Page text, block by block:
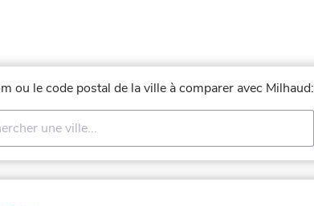
ou le code postal de la ville à comparer avec Milhaud: